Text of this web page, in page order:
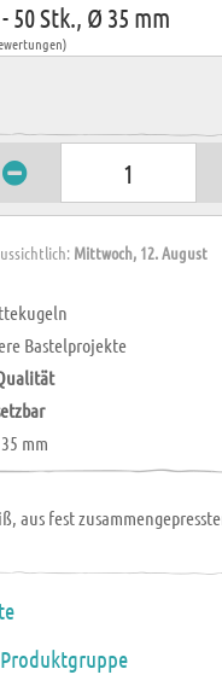
50 Stk., Ø 35 mm
Mittwoch, 12. August
Bastelprojekte
mm
aus fest